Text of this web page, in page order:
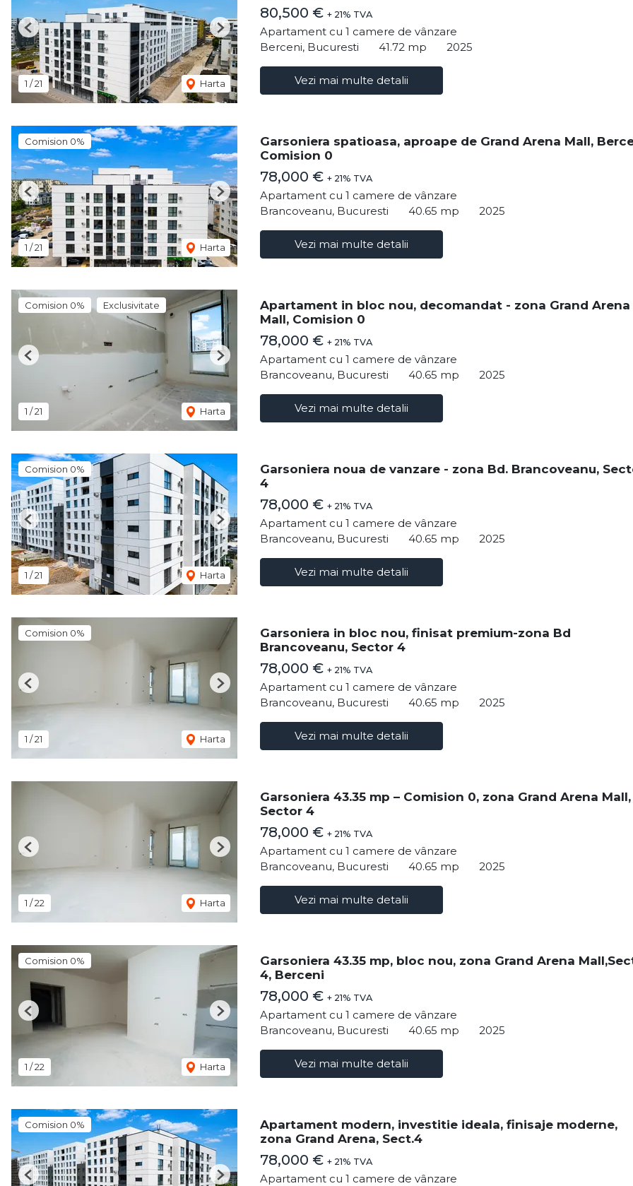
1 /21 Harta
Previous Next
80,500 € + 21% TVA
Apartament cu 1 camere de vânzare
Berceni, Bucuresti
41.72 mp 2025
Vezi mai multe detalii
Comision 0%
1 /21 Harta
Previous Next
Garsoniera spatioasa, aproape de Grand Arena Mall,
Comision 0
78,000 € + 21% TVA
Apartament cu 1 camere de vânzare
Brancoveanu, Bucuresti
40.65 mp 2025
Vezi mai multe detalii
Comision 0% Exclusivitate
1 /21 Harta
Previous Next
Apartament in bloc nou, decomandat - zona Grand Arena
Mall, Comision 0
78,000 € + 21% TVA
Apartament cu 1 camere de vânzare
Brancoveanu, Bucuresti
40.65 mp 2025
Vezi mai multe detalii
Comision 0%
1 /21 Harta
Previous Next
Garsoniera noua de vanzare - zona Bd. Brancoveanu,
4
78,000 € + 21% TVA
Apartament cu 1 camere de vânzare
Brancoveanu, Bucuresti
40.65 mp 2025
Vezi mai multe detalii
Comision 0%
1 /21 Harta
Previous Next
Garsoniera in bloc nou, finisat premium-zona Bd
Brancoveanu, Sector 4
78,000 € + 21% TVA
Apartament cu 1 camere de vânzare
Brancoveanu, Bucuresti
40.65 mp 2025
Vezi mai multe detalii
1 /22 Harta
Previous Next
Garsoniera 43.35 mp – Comision 0, zona Grand Arena Mall,
Sector 4
78,000 € + 21% TVA
Apartament cu 1 camere de vânzare
Brancoveanu, Bucuresti
40.65 mp 2025
Vezi mai multe detalii
Comision 0%
1 /22 Harta
Previous Next
Garsoniera 43.35 mp, bloc nou, zona Grand Arena
4, Berceni
78,000 € + 21% TVA
Apartament cu 1 camere de vânzare
Brancoveanu, Bucuresti
40.65 mp 2025
Vezi mai multe detalii
Comision 0%
Previous Next
Apartament modern, investitie ideala, finisaje moderne,
zona Grand Arena, Sect.4
78,000 € + 21% TVA
Apartament cu 1 camere de vânzare